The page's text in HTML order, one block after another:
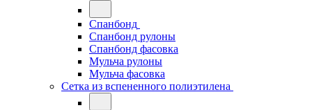
Спанбонд
Спанбонд рулоны
Спанбонд фасовка
Мульча рулоны
Мульча фасовка
Сетка из вспененного полиэтилена